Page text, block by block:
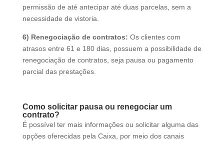
permissão de até antecipar até duas parcelas, sem a
necessidade de vistoria.
6) Renegociação de contratos: Os clientes com
atrasos entre 61 e 180 dias, possuem a possibilidade de
renegociação de contratos, seja pausa ou pagamento
parcial das prestações.
Como solicitar pausa ou renegociar um
contrato?
É possível ter mais informações ou solicitar alguma das
opções oferecidas pela Caixa, por meio dos canais